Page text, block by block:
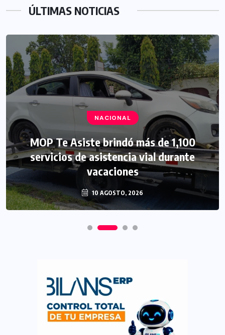
ÚLTIMAS NOTICIAS
NACIONAL
MOP Te Asiste brindó más de 1,100
servicios de asistencia vial durante
vacaciones
10 AGOSTO, 2026